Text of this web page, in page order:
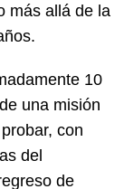
más allá de la
10
una misión
con
del
de